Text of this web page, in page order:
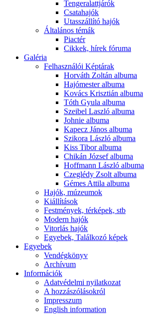
Tengeralattjárók
Csatahajók
Utasszállító hajók
Általános témák
Piactér
Cikkek, hírek fóruma
Galéria
Felhasználói Képtárak
Horváth Zoltán albuma
Hajómester albuma
Kovács Krisztián albuma
Tóth Gyula albuma
Szeibel Laszló albuma
Johnie albuma
Kapecz János albuma
Szikora László albuma
Kiss Tibor albuma
Chikán József albuma
Hoffmann László albuma
Czeglédy Zsolt albuma
Gémes Attila albuma
Hajók, múzeumok
Kiállítások
Festmények, térképek, stb
Modern hajók
Vitorlás hajók
Egyebek, Találkozó képek
Egyebek
Vendégkönyv
Archívum
Információk
Adatvédelmi nyilatkozat
A hozzászólásokról
Impresszum
English information